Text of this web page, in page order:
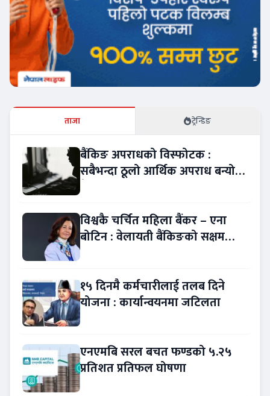
ताजा ट्रेन्डिङ
बैंकिङ अपराधको विस्फोटक :
सबैभन्दा ठूलो आर्थिक अपराध बन्यो
विश्वकै चर्चित महिला बैंकर – एना
बोटिन : वेलायती बैंकिङको सक्षम
१५ दिनमै कर्मचारीलाई तलब दिने
योजना : कार्यान्वयनमा जटिलता
एनएमबि सरल बचत फण्डको ५.२५
प्रतिशत प्रतिफल घोषणा